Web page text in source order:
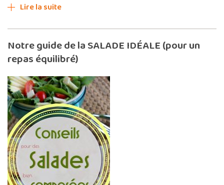
Lire la suite
Notre guide de la SALADE IDÉALE (pour un
repas équilibré)